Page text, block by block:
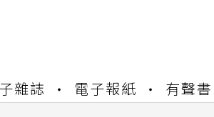
雜誌 電子報紙 有聲書
併與書櫃開通申請